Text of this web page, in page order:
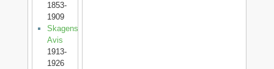
1853-
1909
Skagens
Avis
1913-
1926